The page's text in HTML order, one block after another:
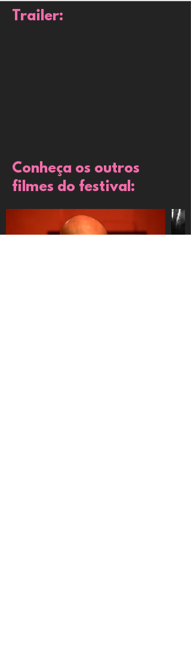
Trailer:
Conheça os outros
filmes do festival: